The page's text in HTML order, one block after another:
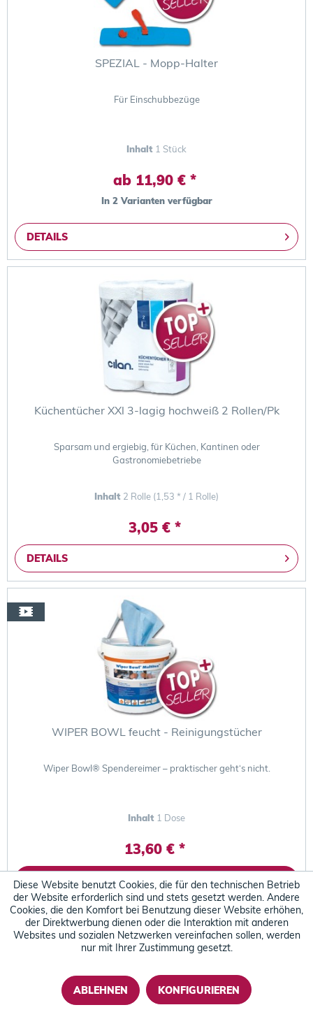
SPEZIAL - Mopp-Halter
Für Einschubbezüge
Inhalt 1 Stück
ab 11,90 € *
In 2 Varianten verfügbar
DETAILS
Küchentücher XXl 3-lagig hochweiß 2 Rollen/Pk
Sparsam und ergiebig, für Küchen, Kantinen oder
Gastronomiebetriebe
Inhalt 2 Rolle (1,53 * / 1 Rolle)
3,05 € *
DETAILS
WIPER BOWL feucht - Reinigungstücher
Wiper Bowl® Spendereimer – praktischer geht‘s nicht.
Inhalt 1 Dose
13,60 € *
Diese Website benutzt Cookies, die für den technischen Betrieb
der Website erforderlich sind und stets gesetzt werden. Andere
Cookies, die den Komfort bei Benutzung dieser Website erhöhen,
der Direktwerbung dienen oder die Interaktion mit anderen
Websites und sozialen Netzwerken vereinfachen sollen, werden
nur mit Ihrer Zustimmung gesetzt.
ABLEHNEN KONFIGURIEREN